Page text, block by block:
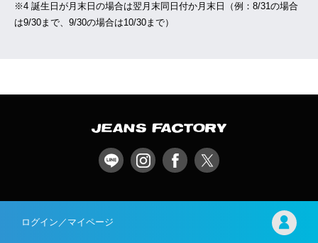
※4 誕生日が月末日の場合は翌月末同日付か月末日（例：8/31の場合
は9/30まで、9/30の場合は10/30まで）
ログイン／マイページ